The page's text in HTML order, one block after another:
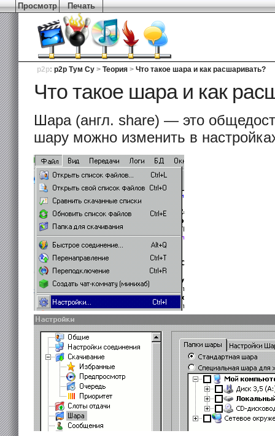
Просмотр Печать
p2p: p2p Тум Су > Теория > Что такое шара и как расшаривать?
Что такое шара и как
Шара (англ. share) — это
шару можно изменить в